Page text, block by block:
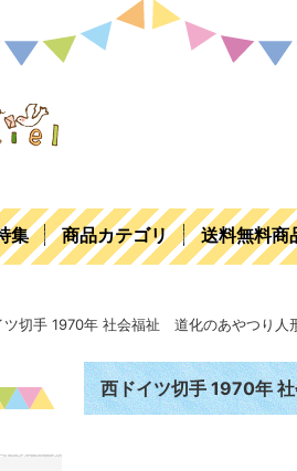
集 商品カテゴリ 送料無料商
ツ切手 1970年 社会福祉 道化のあやつり
西ドイツ切手 1970年